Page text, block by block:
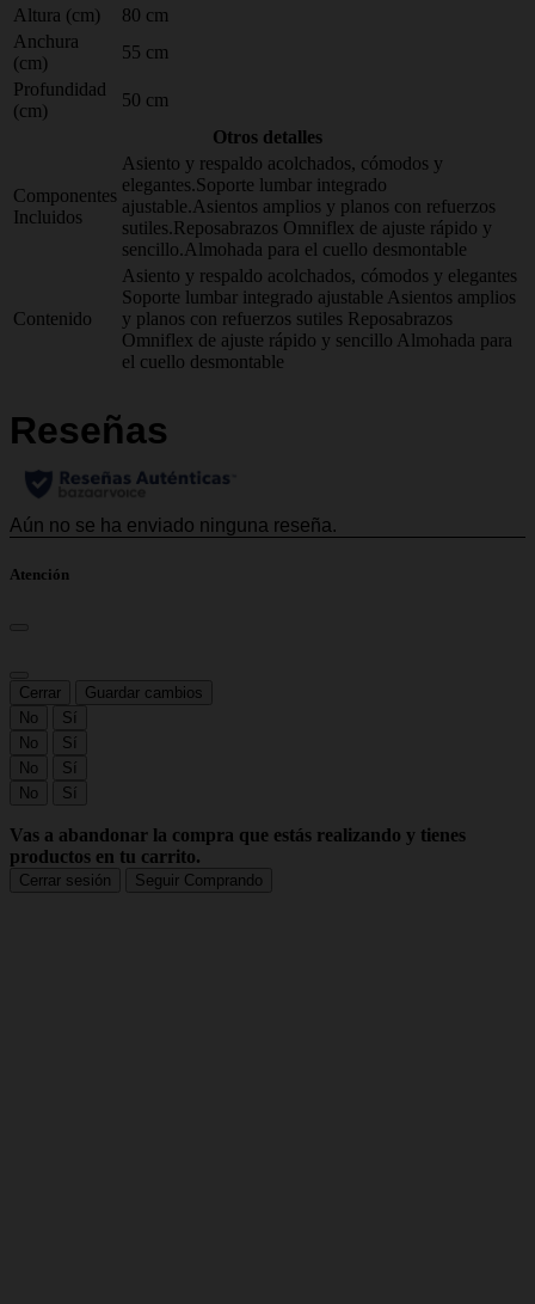
Altura (cm)
80 cm
Anchura
(cm)
55 cm
Profundidad
(cm)
50 cm
Otros detalles
Componentes
Incluidos
Asiento y respaldo acolchados, cómodos y
elegantes.Soporte lumbar integrado
ajustable.Asientos amplios y planos con refuerzos
sutiles.Reposabrazos Omniflex de ajuste rápido y
sencillo.Almohada para el cuello desmontable
Contenido
Asiento y respaldo acolchados, cómodos y elegantes
Soporte lumbar integrado ajustable Asientos amplios
y planos con refuerzos sutiles Reposabrazos
Omniflex de ajuste rápido y sencillo Almohada para
el cuello desmontable
Atención
Cerrar
Guardar cambios
No
Sí
No
Sí
No
Sí
No
Sí
Vas a abandonar la compra que estás realizando y tienes
productos en tu carrito.
Cerrar sesión Seguir Comprando